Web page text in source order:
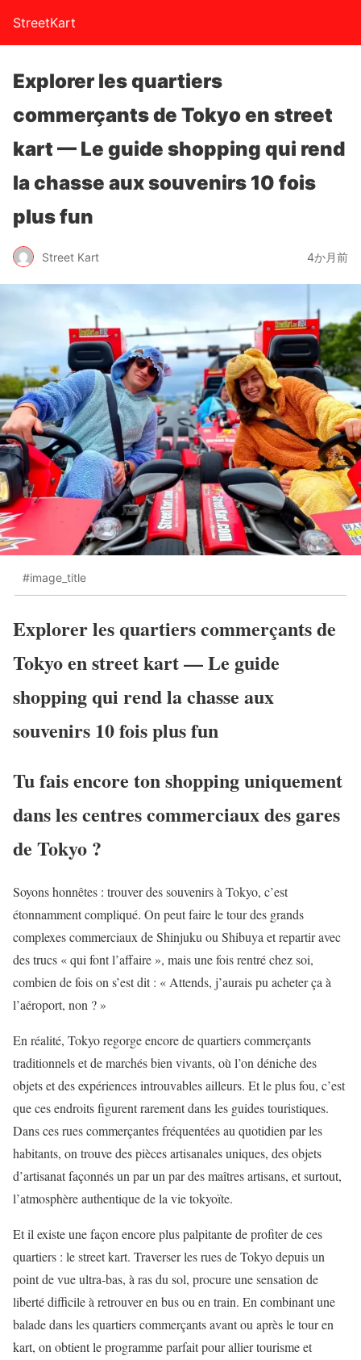
StreetKart
Explorer les quartiers
commerçants de Tokyo en street
kart — Le guide shopping qui rend
la chasse aux souvenirs 10 fois
plus fun
Street Kart 4か月前
#image_title
Explorer les quartiers commerçants de
Tokyo en street kart — Le guide
shopping qui rend la chasse aux
souvenirs 10 fois plus fun
Tu fais encore ton shopping uniquement
dans les centres commerciaux des gares
de Tokyo ?
Soyons honnêtes : trouver des souvenirs à Tokyo, c’est
étonnamment compliqué. On peut faire le tour des grands
complexes commerciaux de Shinjuku ou Shibuya et repartir avec
des trucs « qui font l’affaire », mais une fois rentré chez soi,
combien de fois on s’est dit : « Attends, j’aurais pu acheter ça à
l’aéroport, non ? »
En réalité, Tokyo regorge encore de quartiers commerçants
traditionnels et de marchés bien vivants, où l’on déniche des
objets et des expériences introuvables ailleurs. Et le plus fou, c’est
que ces endroits figurent rarement dans les guides touristiques.
Dans ces rues commerçantes fréquentées au quotidien par les
habitants, on trouve des pièces artisanales uniques, des objets
d’artisanat façonnés un par un par des maîtres artisans, et surtout,
l’atmosphère authentique de la vie tokyoïte.
Et il existe une façon encore plus palpitante de profiter de ces
quartiers : le street kart. Traverser les rues de Tokyo depuis un
point de vue ultra-bas, à ras du sol, procure une sensation de
liberté difficile à retrouver en bus ou en train. En combinant une
balade dans les quartiers commerçants avant ou après le tour en
kart, on obtient le programme parfait pour allier tourisme et